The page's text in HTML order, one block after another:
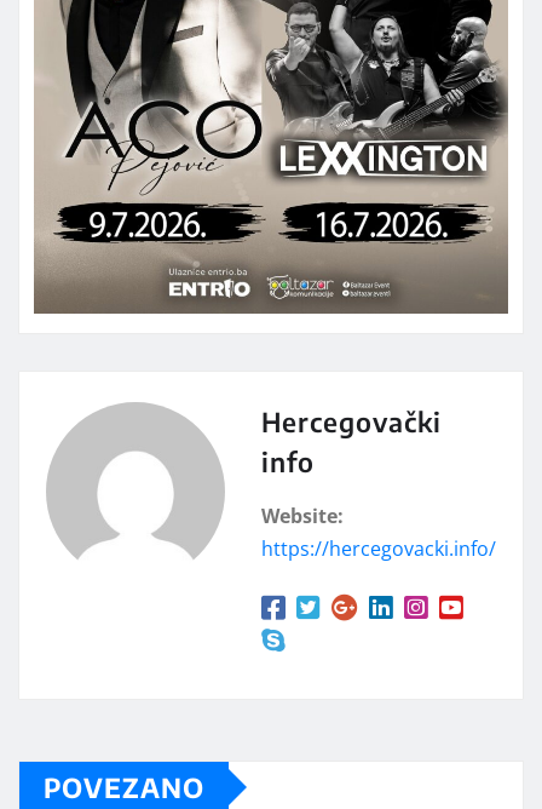
Hercegovački
info
Website:
https://hercegovacki.info/
POVEZANO